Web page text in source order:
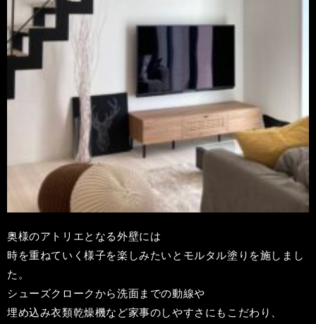
奥様のアトリエとなる外壁には
時を重ねていく様子を楽しみたいとモルタル塗りを施しまし
た。
シューズクロークから洗面までの動線や
埋め込み衣類乾燥機など家事のしやすさにもこだわり、